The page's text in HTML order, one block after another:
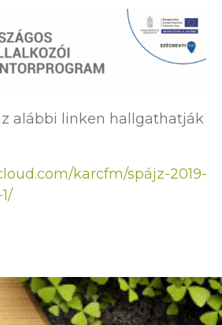
alábbi linken hallgathatják
karcfm/spájz-2019-